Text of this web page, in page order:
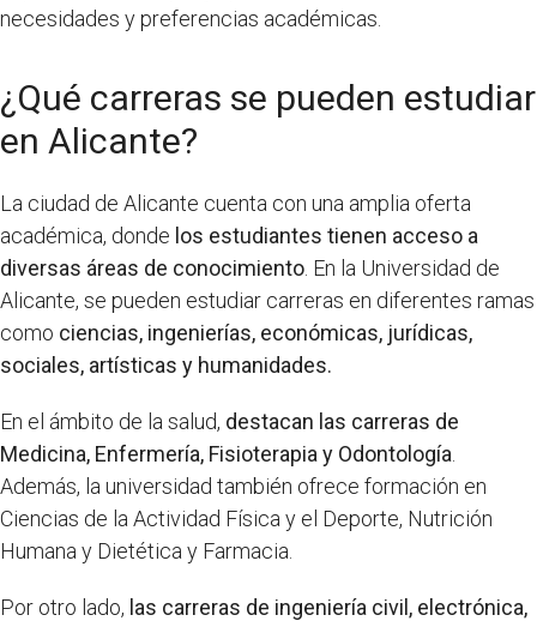
necesidades y preferencias académicas.
¿Qué carreras se pueden estudiar
en Alicante?
La ciudad de Alicante cuenta con una amplia oferta
académica, donde los estudiantes tienen acceso a
diversas áreas de conocimiento . En la Universidad de
Alicante, se pueden estudiar carreras en diferentes ramas
como ciencias, ingenierías, económicas, jurídicas,
sociales, artísticas y humanidades.
En el ámbito de la salud, destacan las carreras de
Medicina, Enfermería, Fisioterapia y Odontología
Además, la universidad también ofrece formación en
Ciencias de la Actividad Física y el Deporte, Nutrición
Humana y Dietética y Farmacia.
Por otro lado, las carreras de ingeniería civil, electrónica,